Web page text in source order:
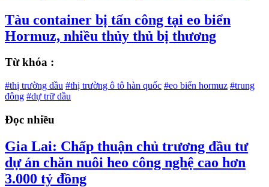
Tàu container bị tấn công tại eo biển
Hormuz, nhiều thủy thủ bị thương
Từ khóa :
#thị trường dầu #thị trường ô tô hàn quốc #eo biển hormuz #trung
đông #dự trữ dầu
Đọc nhiều
Gia Lai: Chấp thuận chủ trương đầu tư
dự án chăn nuôi heo công nghệ cao hơn
3.000 tỷ đồng